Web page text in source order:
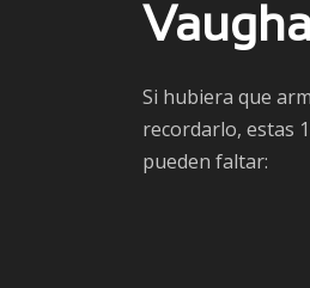
Si hubiera que
recordarlo, estas
pueden faltar: